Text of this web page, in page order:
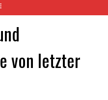
von letzter